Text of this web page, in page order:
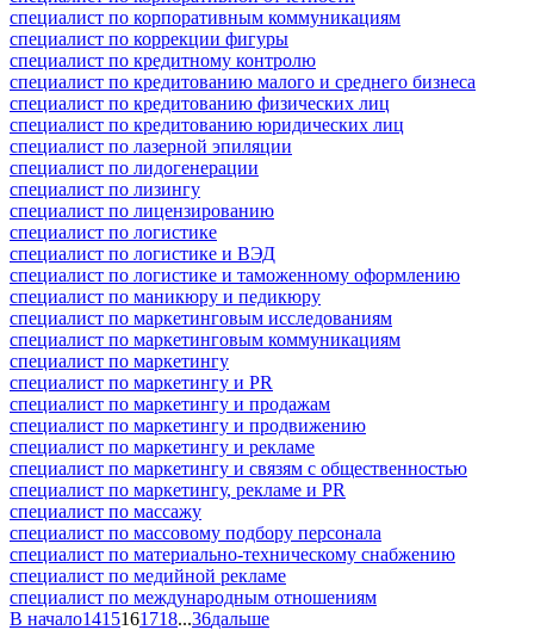
специалист по корпоративным коммуникациям
специалист по коррекции фигуры
специалист по кредитному контролю
специалист по кредитованию малого и среднего бизнеса
специалист по кредитованию физических лиц
специалист по кредитованию юридических лиц
специалист по лазерной эпиляции
специалист по лидогенерации
специалист по лизингу
специалист по лицензированию
специалист по логистике
специалист по логистике и ВЭД
специалист по логистике и таможенному оформлению
специалист по маникюру и педикюру
специалист по маркетинговым исследованиям
специалист по маркетинговым коммуникациям
специалист по маркетингу
специалист по маркетингу и PR
специалист по маркетингу и продажам
специалист по маркетингу и продвижению
специалист по маркетингу и рекламе
специалист по маркетингу и связям с общественностью
специалист по маркетингу, рекламе и PR
специалист по массажу
специалист по массовому подбору персонала
специалист по материально-техническому снабжению
специалист по медийной рекламе
специалист по международным отношениям
В начало1415161718...36дальше